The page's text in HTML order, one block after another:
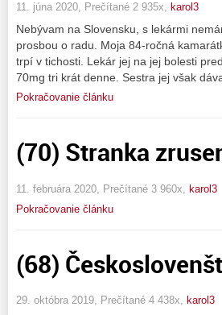
11. júna 2020, Prečítané 2 935x, karol3
Nebývam na Slovensku, s lekármi
prosbou o radu. Moja 84-ročná
trpí v tichosti. Lekár jej na jej bolesti
70mg tri krát denne. Sestra jej však
Pokračovanie článku
(70) Stranka
11. februára 2020, Prečítané 3 960x,
karol3
Pokračovanie článku
(68)
29. októbra 2019, Prečítané 4 438x, karol3